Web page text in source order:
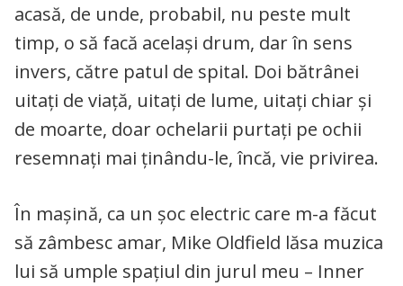
acasă, de unde, probabil, nu peste mult
timp, o să facă același drum, dar în sens
invers, către patul de spital. Doi bătrânei
uitați de viață, uitați de lume, uitați chiar și
de moarte, doar ochelarii purtați pe ochii
resemnați mai ținându-le, încă, vie privirea.
În mașină, ca un șoc electric care m-a făcut
să zâmbesc amar, Mike Oldfield lăsa muzica
lui să umple spațiul din jurul meu – Inner